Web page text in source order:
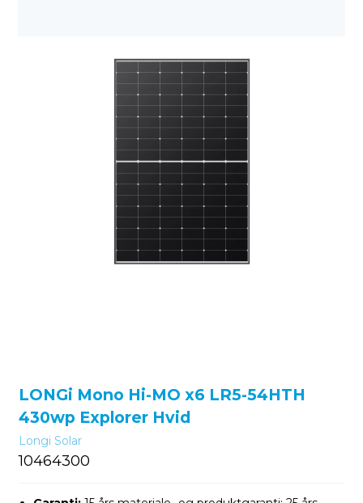
LONGi Mono Hi-MO x6 LR5-54HTH
430wp Explorer Hvid
Longi Solar
10464300